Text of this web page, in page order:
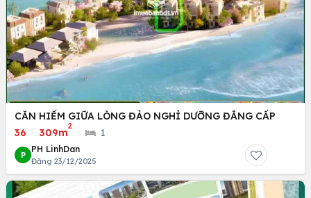
CĂN HIẾM GIỮA LÒNG ĐẢO NGHỈ DƯỠNG ĐẲNG CẤP
36 · 309m
2
· 1
P
PH LinhDan
Đăng 23/12/2025